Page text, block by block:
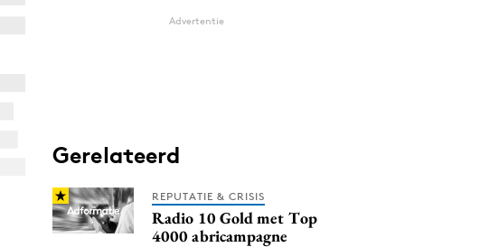
Advertentie
Gerelateerd
REPUTATIE & CRISIS
Radio 10 Gold met Top
4000 abricampagne